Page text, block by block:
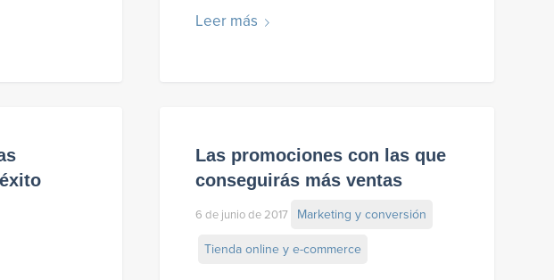
Leer más
Las promociones con las que
conseguirás más ventas
6 de junio de 2017 Marketing y conversión
Tienda online y e-commerce